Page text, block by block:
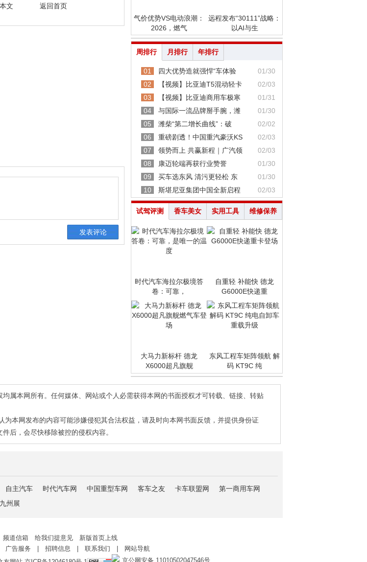
文 返回首页
气价优势VS电动浪潮：
2026，燃气
远程发布“30111”战略：
以AI与生
周排行 月排行 年排行
01 四大优势造就强悍“车体验
01/30
02
【视频】比亚迪T5混动轻卡
02/03
03
【视频】比亚迪商用车极寒
01/31
04
与国际一流品牌掰手腕，潍
01/30
05
潍柴“第二增长曲线”：破
02/02
06
重磅剧透！中国重汽豪沃KS
02/03
07
领势而上 共赢新程｜广汽领
02/03
08
康迈轮端再获行业赞誉
01/30
09
买车选东风 清污更轻松 东
01/30
10
斯堪尼亚集团中国全新启程 02/03
试驾评测 香车美女 实用工具 维修保养
时代汽车海拉尔极境答
卷：可靠，
自重轻 补能快 德龙
G6000E快递重
大马力新标杆 德龙
X6000超凡旗舰
东风工程车矩阵领航 解
码 KT9C 纯
属本网所有。任何媒体、网站或个人必需获得本网的书面授权才可转载、链接、转贴
本网发布的内容可能涉嫌侵犯其合法权益，请及时向本网书面反馈，并提供身份证
后，会尽快移除被控的侵权内容。
自主汽车 时代汽车网 中国重型车网 客车之友 卡车联盟网
第一商用车网
九州展
道信箱 给我们提意见 新版首页上线
广告服务 招聘信息 联系我们
网站导航
京公网安备 11010502047546号